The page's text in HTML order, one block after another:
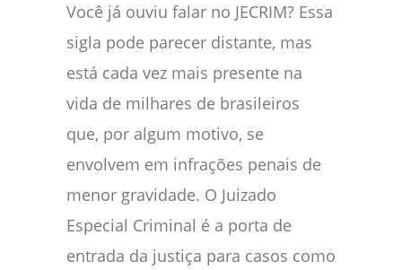
Você já ouviu falar no JECRIM? Essa
sigla pode parecer distante, mas
está cada vez mais presente na
vida de milhares de brasileiros
que, por algum motivo, se
envolvem em infrações penais de
menor gravidade. O Juizado
Especial Criminal é a porta de
entrada da justiça para casos como